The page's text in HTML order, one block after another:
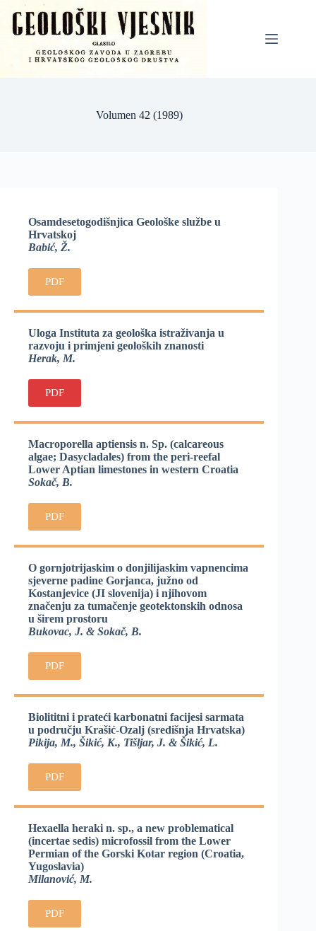
Volumen 42 (1989)
Osamdesetogodišnjica Geološke službe u
Hrvatskoj
Babić, Ž.
PDF
Uloga Instituta za geološka istraživanja u
razvoju i primjeni geoloških znanosti
Herak, M.
PDF
Macroporella aptiensis n. Sp. (calcareous
algae; Dasycladales) from the peri-reefal
Lower Aptian limestones in western Croatia
Sokač, B.
PDF
O gornjotrijaskim o donjilijaskim vapnencima
sjeverne padine Gorjanca, južno od
Kostanjevice (JI slovenija) i njihovom
značenju za tumačenje geotektonskih odnosa
u širem prostoru
Bukovac, J. & Sokač, B.
PDF
Biolititni i prateći karbonatni facijesi sarmata
u području Krašić-Ozalj (središnja Hrvatska)
Pikija, M., Šikić, K., Tišljar, J. & Šikić, L.
PDF
Hexaella heraki n. sp., a new problematical
(incertae sedis) microfossil from the Lower
Permian of the Gorski Kotar region (Croatia,
Yugoslavia)
Milanović, M.
PDF